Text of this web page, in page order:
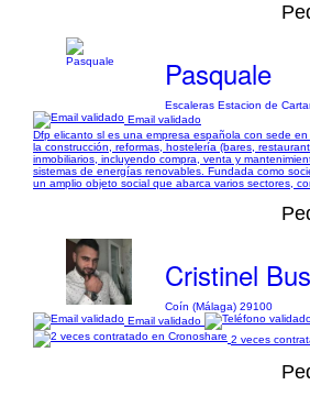
Pasquale
Escaleras Estacion de
Email validado
Dfp elicanto sl es una empresa española con sede
la construcción, reformas, hostelería (bares,
inmobiliarios, incluyendo compra, venta y
sistemas de energías renovables. Fundada como
un amplio objeto social que abarca varios sectores,
Cristinel
Coín (Málaga) 29100
Email validado
2 veces